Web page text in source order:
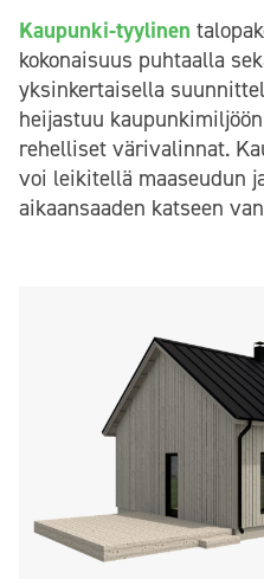
Kaupunki-tyylinen
kokonaisuus puhtaalla
yksinkertaisella
heijastuu
rehelliset värivalinnat.
voi leikitellä maaseudun
aikaansaaden katseen